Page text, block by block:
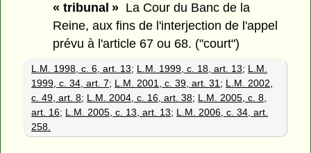
« tribunal » La Cour du Banc de la
Reine, aux fins de l'interjection de l'appel
prévu à l'article 67 ou 68. ("court")
L.M. 1998, c. 6, art. 13; L.M. 1999, c. 18, art. 13; L.M.
1999, c. 34, art. 7; L.M. 2001, c. 39, art. 31; L.M. 2002,
c. 49, art. 8; L.M. 2004, c. 16, art. 38; L.M. 2005, c. 8,
art. 16; L.M. 2005, c. 13, art. 13; L.M. 2006, c. 34, art.
258.